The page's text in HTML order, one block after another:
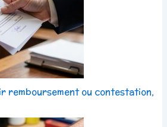
remboursement ou contestation,